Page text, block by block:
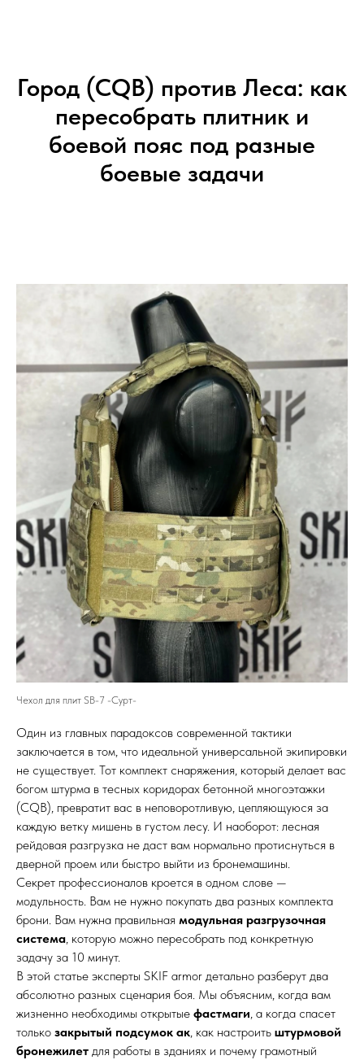
Город (CQB) против Леса: как
пересобрать плитник и
боевой пояс под разные
боевые задачи
Чехол для плит SB-7 -Сурт-
Один из главных парадоксов современной тактики
заключается в том, что идеальной универсальной экипировки
не существует. Тот комплект снаряжения, который делает вас
богом штурма в тесных коридорах бетонной многоэтажки
(CQB), превратит вас в неповоротливую, цепляющуюся за
каждую ветку мишень в густом лесу. И наоборот: лесная
рейдовая разгрузка не даст вам нормально протиснуться в
дверной проем или быстро выйти из бронемашины.
Секрет профессионалов кроется в одном слове —
модульность. Вам не нужно покупать два разных комплекта
брони. Вам нужна правильная модульная разгрузочная
система, которую можно пересобрать под конкретную
задачу за 10 минут.
В этой статье эксперты SKIF armor детально разберут два
абсолютно разных сценария боя. Мы объясним, когда вам
жизненно необходимы открытые фастмаги, а когда спасет
только закрытый подсумок ак, как настроить штурмовой
бронежилет для работы в зданиях и почему грамотный